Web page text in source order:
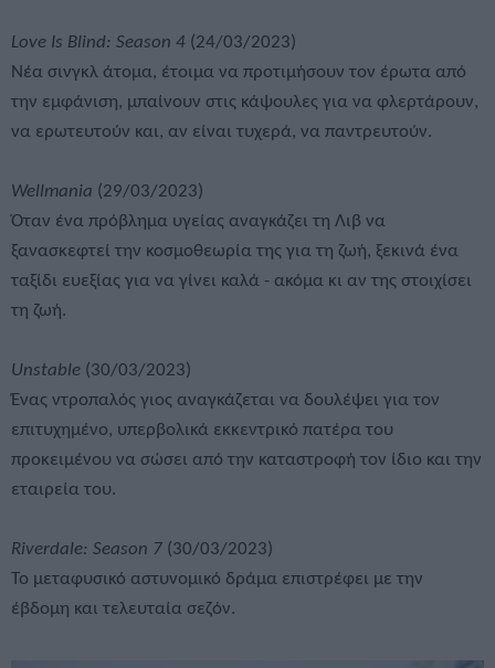
Love Is Blind: Season 4 (24/03/2023)
Νέα σινγκλ άτομα, έτοιμα να προτιμήσουν τον έρωτα από
την εμφάνιση, μπαίνουν στις κάψουλες για να φλερτάρουν,
να ερωτευτούν και, αν είναι τυχερά, να παντρευτούν.
Wellmania (29/03/2023)
Όταν ένα πρόβλημα υγείας αναγκάζει τη Λιβ να
ξανασκεφτεί την κοσμοθεωρία της για τη ζωή, ξεκινά ένα
ταξίδι ευεξίας για να γίνει καλά - ακόμα κι αν της στοιχίσει
τη ζωή.
Unstable (30/03/2023)
Ένας ντροπαλός γιος αναγκάζεται να δουλέψει για τον
επιτυχημένο, υπερβολικά εκκεντρικό πατέρα του
προκειμένου να σώσει από την καταστροφή τον ίδιο και την
εταιρεία του.
Riverdale: Season 7 (30/03/2023)
Το μεταφυσικό αστυνομικό δράμα επιστρέφει με την
έβδομη και τελευταία σεζόν.